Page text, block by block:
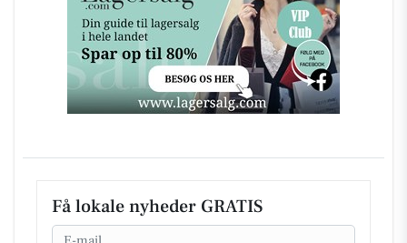
Få lokale nyheder GRATIS
Email